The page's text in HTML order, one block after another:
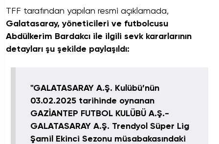
TFF tarafından yapılan resmi açıklamada,
Galatasaray, yöneticileri ve futbolcusu
Abdülkerim Bardakcı ile ilgili sevk kararlarının
detayları şu şekilde paylaşıldı:
"GALATASARAY A.Ş. Kulübü’nün
03.02.2025 tarihinde oynanan
GAZİANTEP FUTBOL KULÜBÜ A.Ş.-
GALATASARAY A.Ş. Trendyol Süper Lig
Şamil Ekinci Sezonu müsabakasındaki